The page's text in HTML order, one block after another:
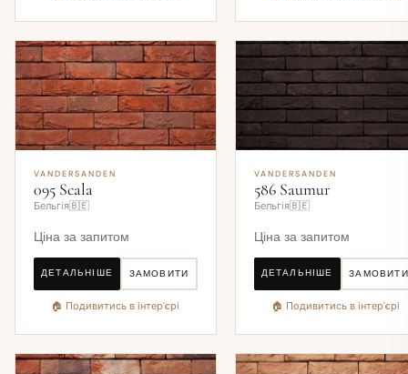
VANDERSANDEN
095 Scala
Бельгія🇧🇪
Ціна за запитом
ДЕТАЛЬНІШЕ ЗАМОВИТИ
🏠 Подивитись в інтер'єрі
VANDERSANDEN
586 Saumur
Бельгія🇧🇪
Ціна за запитом
ДЕТАЛЬНІШЕ ЗАМОВИТИ
🏠 Подивитись в інтер'єрі